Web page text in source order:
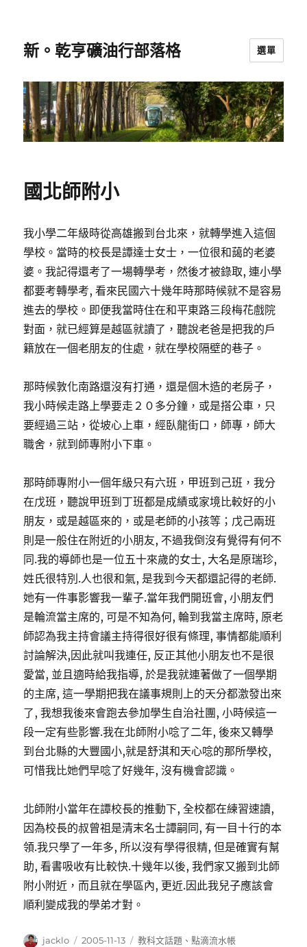
新。乾亨礦油行部落格 選單
國北師附小
我小學二年級時從高雄搬到台北來，就轉學進入這個
學校。當時的校長是譚達士女士，一位很和藹的老婆
婆。我記得還考了一場轉學考，然後才被錄取, 連小學
都要考轉學考, 看來民國六十幾年時那時候就不是容易
進去的學校。即便我當時住在和平東路三段梅花戲院
對面，就已經算是越區就讀了，聽說老爸是把我的戶
籍放在一個老朋友的住處，就在學校隔壁的巷子。
那時候敦化南路還沒有打通，還是個木造的老房子，
我小時候走路上學要走２０多分鐘，或是搭公車，只
要經過三站，從坡心上車，經臥龍街口，師專，師大
職舍，就到師專附小下車。
那時師專附小一個年級只有六班，甲班到己班，我分
在戊班，聽說甲班到丁班都是成績或家境比較好的小
朋友，或是越區來的，或是老師的小孩等；戊己兩班
則是一般住在附近的小朋友, 不過我倒沒有覺得有何不
同.我的導師也是一位五十來歲的女士, 大名是原瑞珍,
姓氏很特別.人也很和氣, 是我到今天都還記得的老師.
她有一件事影響我一輩子.當年我們開班會, 小朋友們
是輪流當主席的, 可是不知為何, 輪到我當主席時, 原老
師認為我主持會議主持得很好很有條理, 事情都能順利
討論解決,因此就叫我連任, 反正其他小朋友也不是很
愛當, 並且適時給我指導, 於是我就連著做了一個學期
的主席, 這一學期把我在議事規則上的天分都激發出來
了, 我想我後來會跑去參加學生自治社團, 小時候這一
段一定有些影響.我在北師附小唸了二年, 後來又轉學
到台北縣的大豐國小,就是舒淇和天心唸的那所學校,
可惜我比她們早唸了好幾年, 沒有機會認識。
北師附小當年在譚校長的推動下, 全校都在練習速讀,
因為校長的叔曾祖是清末名士譚嗣同, 有一目十行的本
領.我只學了一年多, 所以沒有學得很精, 但是確實有幫
助, 看書吸收有比較快.十幾年以後, 我們家又搬到北師
附小附近，而且就在學區內, 更近.因此我兒子應該會
順利變成我的學弟才對。
作
jacklo
發
2005-11-13
分
教科文話題 、點滴流水帳